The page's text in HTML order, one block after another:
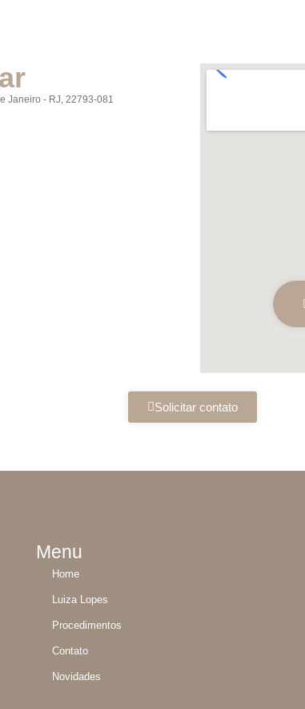
Janeiro - RJ, 22793-081
Solicitar contato
Menu
Home
Luiza Lopes
Procedimentos
Contato
Novidades